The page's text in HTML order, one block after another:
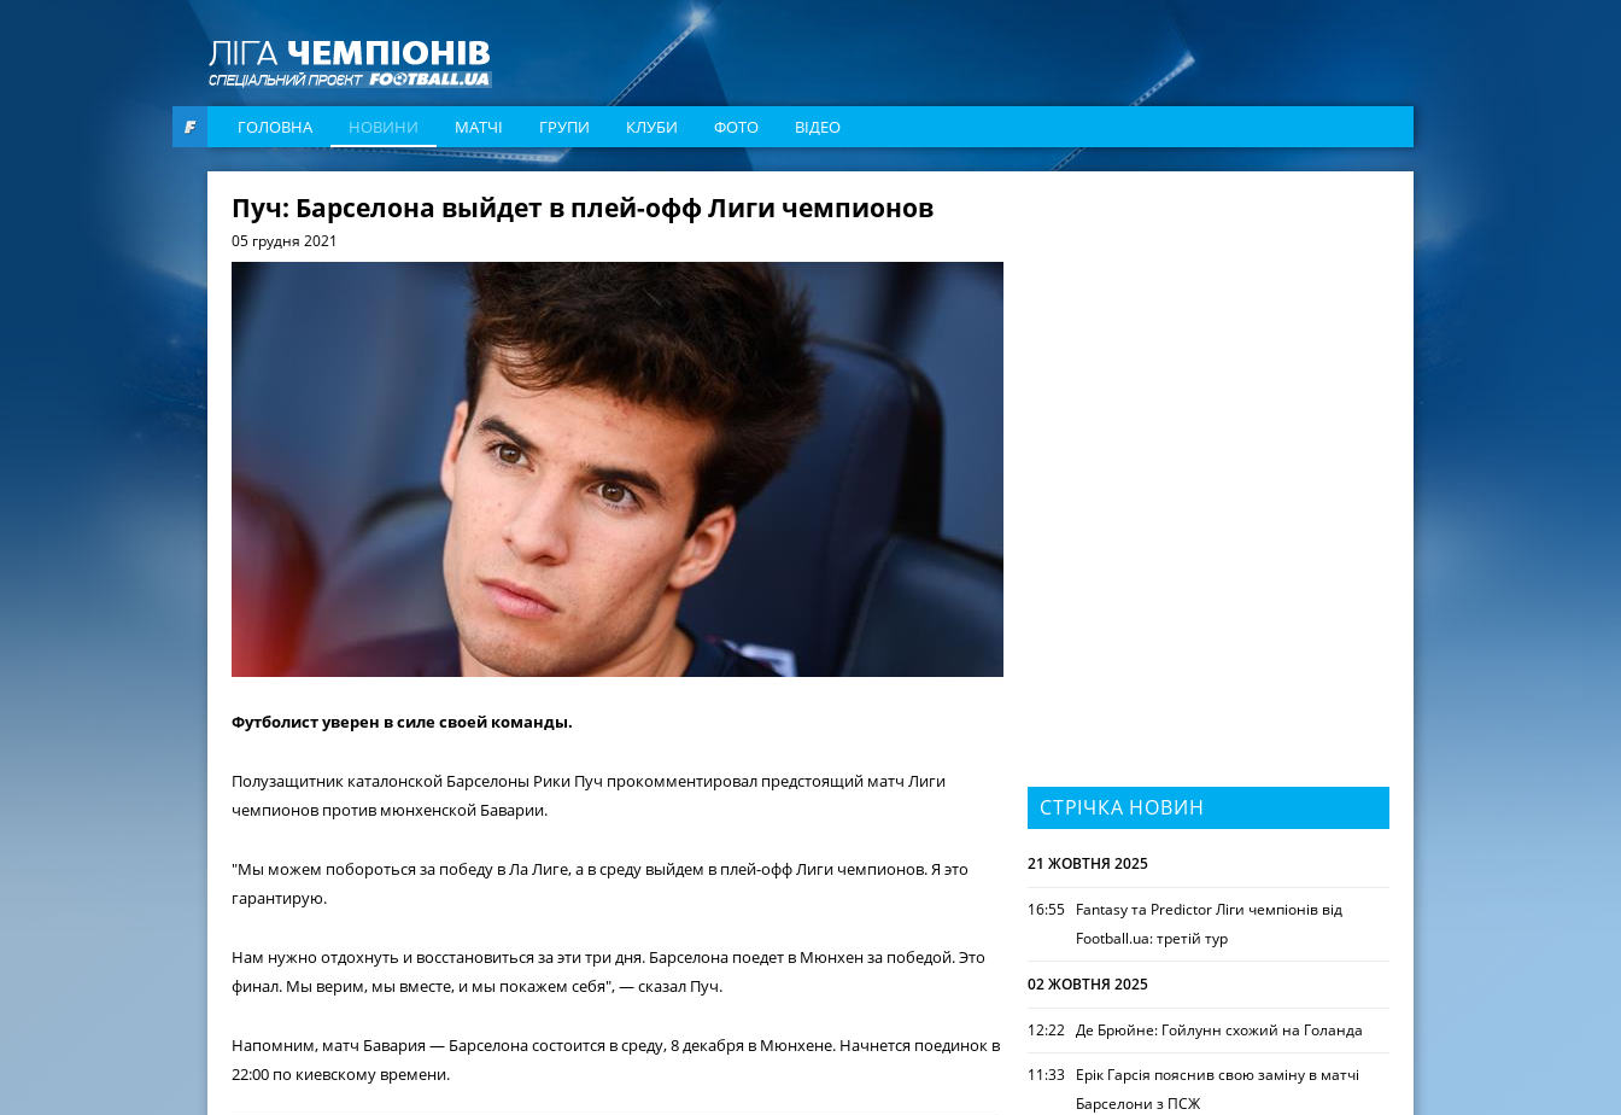
ГОЛОВНА НОВИНИ МАТЧІ ГРУПИ КЛУБИ ФОТО ВІДЕО
Пуч: Барселона выйдет в плей-офф Лиги чемпионов
05 грудня 2021
Футболист уверен в силе своей команды.
Полузащитник каталонской Барселоны Рики Пуч прокомментировал предстоящий матч Лиги
чемпионов против мюнхенской Баварии.
"Мы можем побороться за победу в Ла Лиге, а в среду выйдем в плей-офф Лиги чемпионов. Я это
гарантирую.
Нам нужно отдохнуть и восстановиться за эти три дня. Барселона поедет в Мюнхен за победой. Это
финал. Мы верим, мы вместе, и мы покажем себя", — сказал Пуч.
Напомним, матч Бавария — Барселона состоится в среду, 8 декабря в Мюнхене. Начнется поединок в
22:00 по киевскому времени.
СТРІЧКА НОВИН
21 ЖОВТНЯ 2025
16:55 Fantasy та Predictor Ліги чемпіонів від
Football.ua: третій тур
02 ЖОВТНЯ 2025
12:22 Де Брюйне: Гойлунн схожий на Голанда
11:33 Ерік Гарсія пояснив свою заміну в матчі
Барселони з ПСЖ